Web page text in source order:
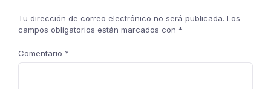
Tu dirección de correo electrónico no será publicada. Los
campos obligatorios están marcados con *
Comentario *